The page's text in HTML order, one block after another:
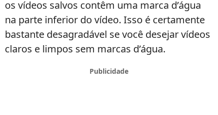
os vídeos salvos contêm uma marca d’água
na parte inferior do vídeo. Isso é certamente
bastante desagradável se você desejar vídeos
claros e limpos sem marcas d’água.